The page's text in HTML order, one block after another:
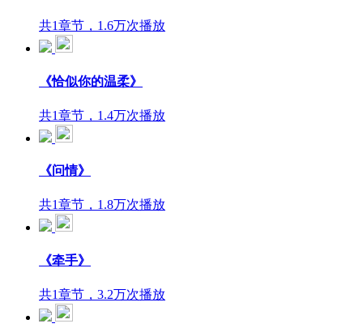
共1章节，1.6万次播放
《恰似你的温柔》
共1章节，1.4万次播放
《问情》
共1章节，1.8万次播放
《牵手》
共1章节，3.2万次播放